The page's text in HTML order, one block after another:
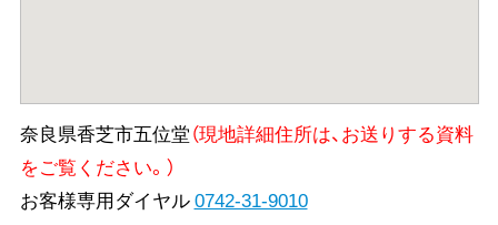
奈良県香芝市五位堂（現地詳細住所は、お送りする資料
をご覧ください。）
お客様専用ダイヤル0742-31-9010